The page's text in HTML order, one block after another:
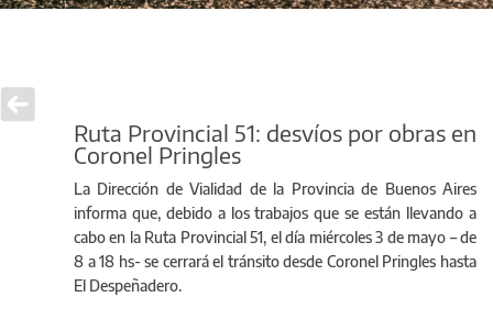
Ruta Provincial 51: desvíos por obras en
Coronel Pringles
La Dirección de Vialidad de la Provincia de Buenos Aires
informa que, debido a los trabajos que se están llevando a
cabo en la Ruta Provincial 51, el día miércoles 3 de mayo – de
8 a 18 hs- se cerrará el tránsito desde Coronel Pringles hasta
El Despeñadero.